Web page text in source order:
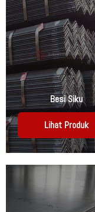
Besi Siku
Lihat Produk